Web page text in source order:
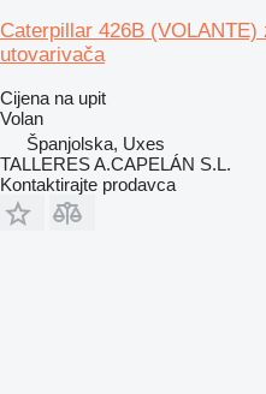
Caterpillar 426B
utovarivača
Cijena na upit
Volan
Španjolska, Uxes
TALLERES A.CAPELÁN S.L.
Kontaktirajte prodavca